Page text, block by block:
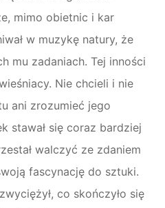
mimo obietnic i kar
w muzykę natury, że
mu zadaniach. Tej inności
Nie chcieli i nie
ani zrozumieć jego
stawał się coraz bardziej
walczyć ze zdaniem
fascynację do sztuki.
co skończyło się